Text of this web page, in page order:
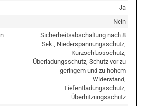
Ja
Nein
Sicherheitsabschaltung nach 8
Sek., Niederspannungsschutz,
Kurzschlussschutz,
Überladungsschutz, Schutz vor zu
geringem und zu hohem
Widerstand,
Tiefentladungsschutz,
Überhitzungsschutz